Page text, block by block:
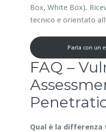
Box, White Box).
tecnico e orientato
Parla con un
FAQ –
Qual è la